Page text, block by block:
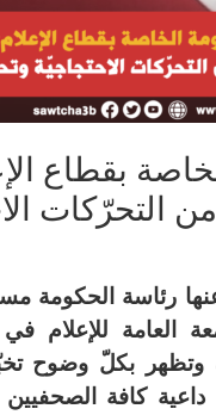
بقطاع
التحرّكات
رئاسة الحكومة
للإعلام في
وتظهر بكلّ
داعية كافة